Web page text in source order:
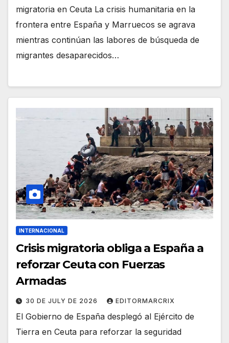
migratoria en Ceuta La crisis humanitaria en la
frontera entre España y Marruecos se agrava
mientras continúan las labores de búsqueda de
migrantes desaparecidos…
INTERNACIONAL
Crisis migratoria obliga a España a
reforzar Ceuta con Fuerzas
Armadas
30 DE JULY DE 2026 EDITORMARCRIX
El Gobierno de España desplegó al Ejército de
Tierra en Ceuta para reforzar la seguridad